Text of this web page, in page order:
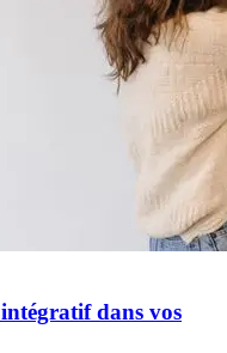
dans vos